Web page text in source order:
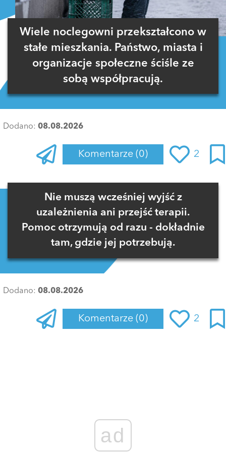
Wiele noclegowni przekształcono w
stałe mieszkania. Państwo, miasta i
organizacje społeczne ściśle ze
sobą współpracują.
Dodano: 08.08.2026
Komentarze (0) 2
Zaloguj się, aby dodać komentarz
Nie muszą wcześniej wyjść z
uzależnienia ani przejść terapii.
Pomoc otrzymują od razu - dokładnie
tam, gdzie jej potrzebują.
Dodano: 08.08.2026
Komentarze (0) 2
ad